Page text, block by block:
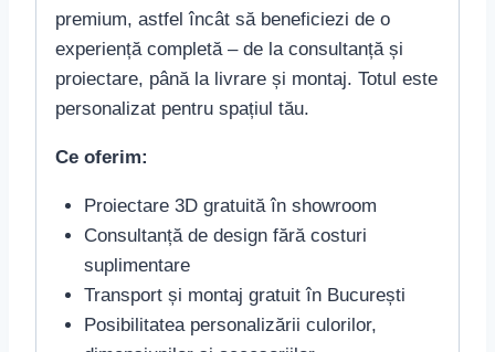
premium, astfel încât să beneficiezi de o
experiență completă – de la consultanță și
proiectare, până la livrare și montaj. Totul este
personalizat pentru spațiul tău.
Ce oferim:
Proiectare 3D gratuită în showroom
Consultanță de design fără costuri
suplimentare
Transport și montaj gratuit în București
Posibilitatea personalizării culorilor,